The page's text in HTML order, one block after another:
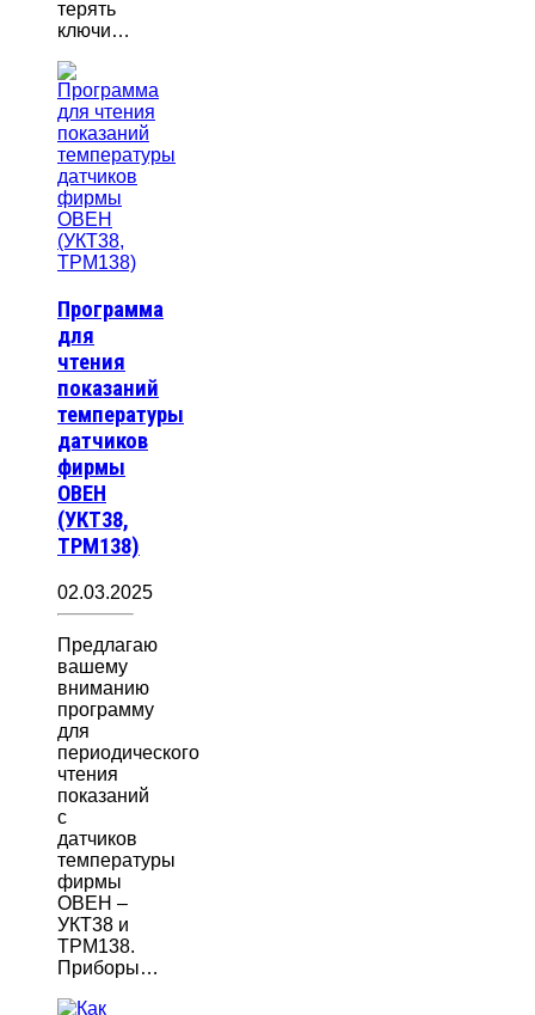
терять
ключи…
Программа
для
чтения
показаний
температуры
датчиков
фирмы
ОВЕН
(УКТ38,
ТРМ138)
02.03.2025
Предлагаю
вашему
вниманию
программу
для
периодического
чтения
показаний
с
датчиков
температуры
фирмы
ОВЕН –
УКТ38 и
ТРМ138.
Приборы…